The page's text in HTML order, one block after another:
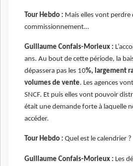
Tour Hebdo : Mais elles vont perdre
commissionnement…
Guillaume Confais-Morieux :
ans. Au bout de cette période, la
dépassera pas les 10%, largement
volumes de vente. Les agences
SNCF. Et puis elles vont pouvoir
était une demande forte à laquelle
accéder.
Tour Hebdo : Quel est le calendrier ?
Guillaume Confais-Morieux : Les